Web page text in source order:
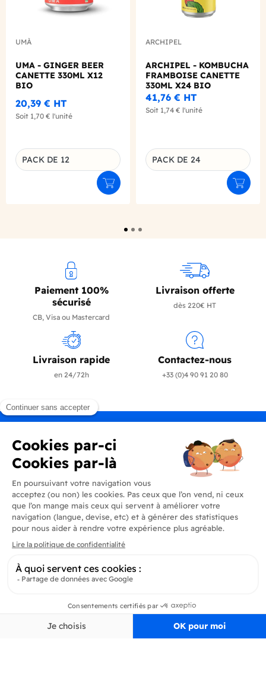
UMÀ
UMA - GINGER BEER
CANETTE 330ML X12
BIO
20,39 € HT
Soit 1,70 € l'unité
Déclinaison du produit
PACK DE 12
Ajouter au panier
ARCHIPEL
ARCHIPEL - KOMBUCHA
FRAMBOISE CANETTE
330ML X24 BIO
41,76 € HT
Soit 1,74 € l'unité
Déclinaison du produit
PACK DE 24
Paiement 100%
sécurisé
CB, Visa ou Mastercard
Livraison offerte
dès 220€ HT
Livraison rapide
en 24/72h
Contactez-nous
+33 (0)4 90 91 20 80
Produits
En savoir plus